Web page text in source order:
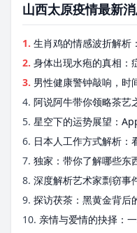
山西太原疫情最新
1. 生肖鸡的情感波折解析
2. 身体出现水疱的真相：
3. 男性健康警钟敲响，时
4. 阿说阿牛带你领略茶艺
5. 星空下的运势展望：
6. 日本人工作方式解析：
7. 独家：带你了解哪些东
8. 深度解析艺术家剽窃事
9. 探访茯茶：黑黄金背后
10. 亲情与爱情的抉择：